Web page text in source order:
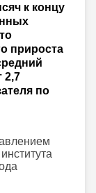
к концу
прироста
2,7
по